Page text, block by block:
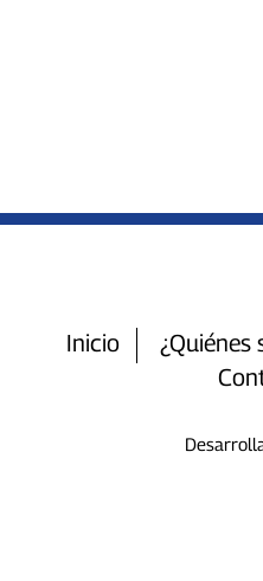
Inicio ¿Quiénes